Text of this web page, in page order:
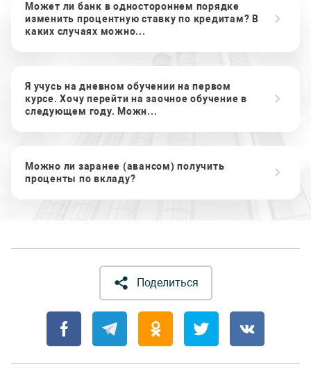
Может ли банк в одностороннем порядке
изменить процентную ставку по кредитам? В
каких случаях можно...
Я учусь на дневном обучении на первом
курсе. Хочу перейти на заочное обучение в
следующем году. Можн...
Можно ли заранее (авансом) получить
проценты по вкладу?
Поделиться